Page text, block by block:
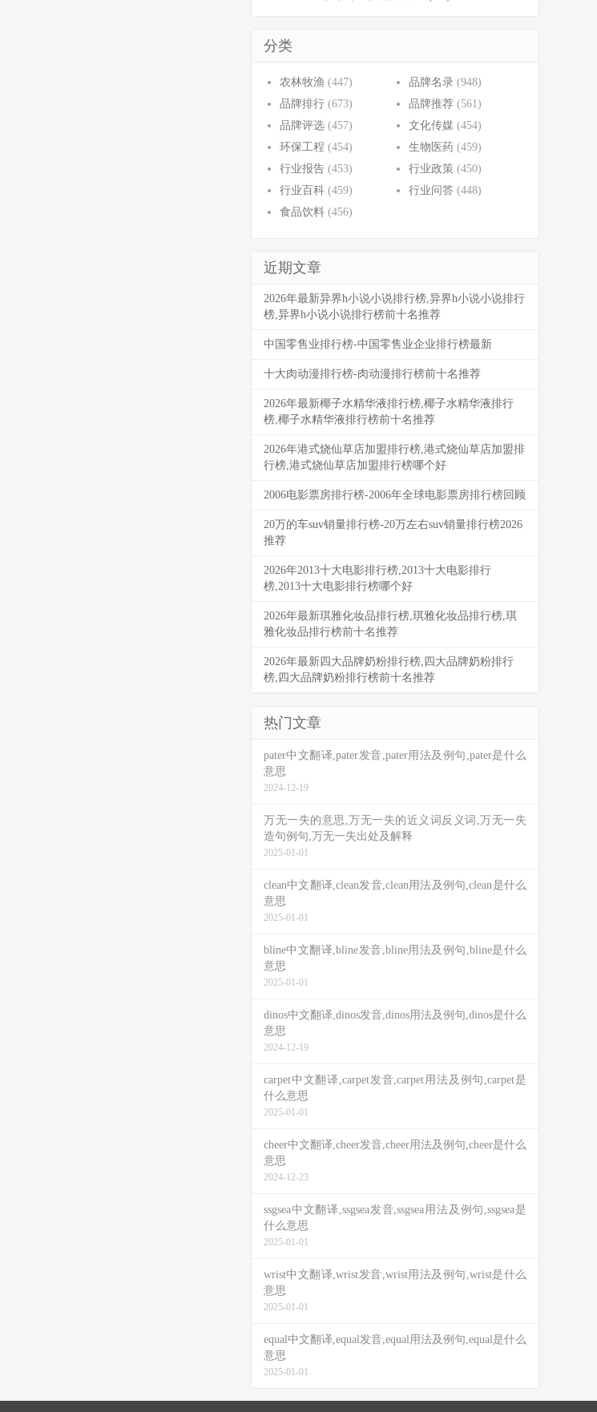
分类
农林牧渔 (447) 品牌名录 (948)
品牌排行 (673) 品牌推荐 (561)
品牌评选 (457) 文化传媒 (454)
环保工程 (454) 生物医药 (459)
行业报告 (453) 行业政策 (450)
行业百科 (459) 行业问答 (448)
食品饮料 (456)
近期文章
2026年最新异界h小说小说排行榜,异界h小说小说排行
榜,异界h小说小说排行榜前十名推荐
中国零售业排行榜-中国零售业企业排行榜最新
十大肉动漫排行榜-肉动漫排行榜前十名推荐
2026年最新椰子水精华液排行榜,椰子水精华液排行
榜,椰子水精华液排行榜前十名推荐
2026年港式烧仙草店加盟排行榜,港式烧仙草店加盟排
行榜,港式烧仙草店加盟排行榜哪个好
2006电影票房排行榜-2006年全球电影票房排行榜回顾
20万的车suv销量排行榜-20万左右suv销量排行榜2026
推荐
2026年2013十大电影排行榜,2013十大电影排行
榜,2013十大电影排行榜哪个好
2026年最新琪雅化妆品排行榜,琪雅化妆品排行榜,琪
雅化妆品排行榜前十名推荐
2026年最新四大品牌奶粉排行榜,四大品牌奶粉排行
榜,四大品牌奶粉排行榜前十名推荐
热门文章
pater中文翻译,pater发音,pater用法及例句,pater是什么
意思
2024-12-19
万无一失的意思,万无一失的近义词反义词,万无一失
造句例句,万无一失出处及解释
2025-01-01
clean中文翻译,clean发音,clean用法及例句,clean是什么
意思
2025-01-01
bline中文翻译,bline发音,bline用法及例句,bline是什么
意思
2025-01-01
dinos中文翻译,dinos发音,dinos用法及例句,dinos是什么
意思
2024-12-19
carpet中文翻译,carpet发音,carpet用法及例句,carpet是
什么意思
2025-01-01
cheer中文翻译,cheer发音,cheer用法及例句,cheer是什么
意思
2024-12-23
ssgsea中文翻译,ssgsea发音,ssgsea用法及例句,ssgsea是
什么意思
2025-01-01
wrist中文翻译,wrist发音,wrist用法及例句,wrist是什么
意思
2025-01-01
equal中文翻译,equal发音,equal用法及例句,equal是什么
意思
2025-01-01